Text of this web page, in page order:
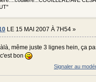
LE 15 MAI 2007 À 7H54 »
même juste 3 lignes hein, ça
bon
Signaler au